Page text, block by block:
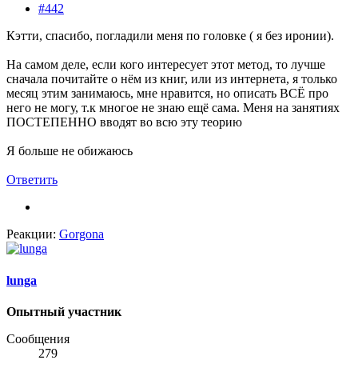
#442
Кэтти, спасибо, погладили меня по головке ( я без иронии).
На самом деле, если кого интересует этот метод, то лучше
сначала почитайте о нём из книг, или из интернета, я только
месяц этим занимаюсь, мне нравится, но описать ВСЁ про
него не могу, т.к многое не знаю ещё сама. Меня на занятиях
ПОСТЕПЕННО вводят во всю эту теорию
Я больше не обижаюсь
Ответить
Реакции: Gorgona
lunga
Опытный участник
Сообщения
279